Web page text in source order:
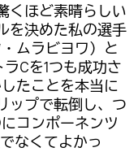
くほど素晴らしい
を決めた私の選手
ムラビヨワ）と
Cを1つも成功さ
たことを本当に
ップで転倒し、つ
コンポーネンツ
なくてよかっ